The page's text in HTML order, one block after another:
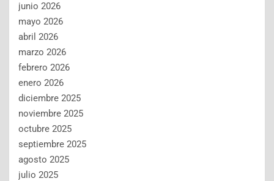
junio 2026
mayo 2026
abril 2026
marzo 2026
febrero 2026
enero 2026
diciembre 2025
noviembre 2025
octubre 2025
septiembre 2025
agosto 2025
julio 2025